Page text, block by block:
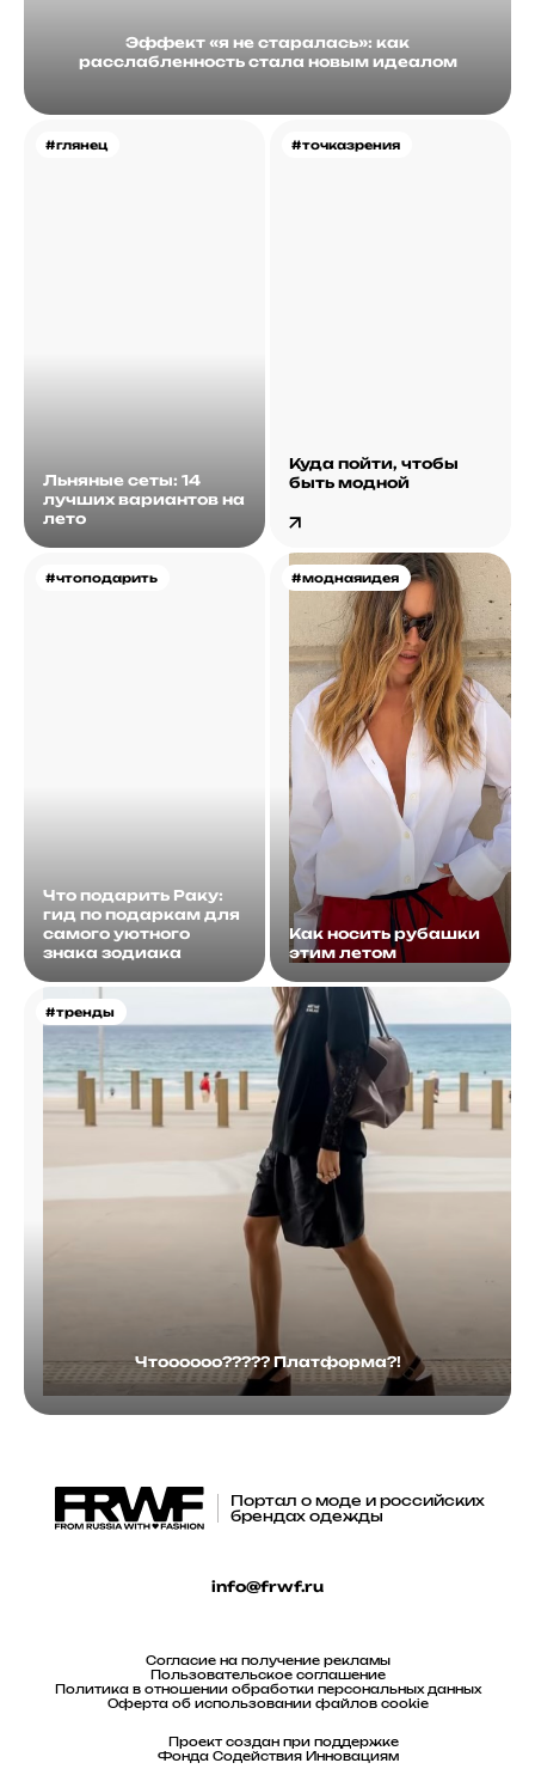
Эффект «я не старалась»: как
расслабленность стала новым идеалом
#глянец
Льняные сеты: 14
лучших вариантов на
лето
#точказрения
Куда пойти, чтобы
быть модной
#чтоподарить
Что подарить Раку:
гид по подаркам для
самого уютного
знака зодиака
#моднаяидея
Как носить рубашки
этим летом
#тренды
Чтоооооо????? Платформа?!
Портал о моде и российских
брендах одежды
info@frwf.ru
Согласие на получение рекламы
Пользовательское соглашение
Политика в отношении обработки персональных данных
Оферта об использовании файлов cookie
Проект создан при поддержке
Фонда Содействия Инновациям